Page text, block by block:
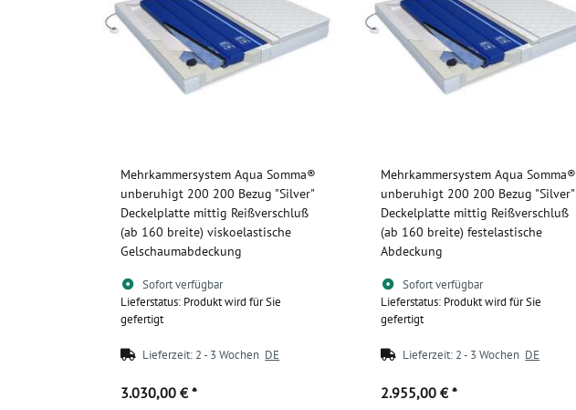
Mehrkammersystem Aqua Somma®
unberuhigt 200 200 Bezug "Silver"
Deckelplatte mittig Reißverschluß
(ab 160 breite) viskoelastische
Gelschaumabdeckung
Sofort verfügbar
Lieferstatus: Produkt wird für Sie
gefertigt
Lieferzeit: 2 - 3 Wochen DE
3.030,00 € *
Mehrkammersystem Aqua Somma®
unberuhigt 200 200 Bezug "Silver"
Deckelplatte mittig Reißverschluß
(ab 160 breite) festelastische
Abdeckung
Sofort verfügbar
Lieferstatus: Produkt wird für Sie
gefertigt
Lieferzeit: 2 - 3 Wochen DE
2.955,00 € *